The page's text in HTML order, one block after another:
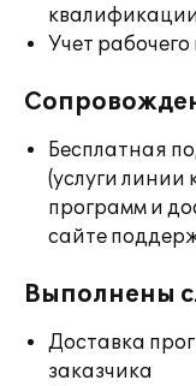
квалификации
Учет
Бесплатная
(услуги линии
программ и
сайте
Выполнены
Доставка
заказчика